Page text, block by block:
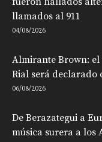
llamados al 911
04/08/2026
Almirante Brown: el
Rial será declarado
06/08/2026
De Berazategui a
música surera a los